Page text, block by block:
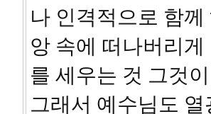
나 인격적으로 함
앙 속에 떠나버리
를 세우는 것 그것
그래서 예수님도 열